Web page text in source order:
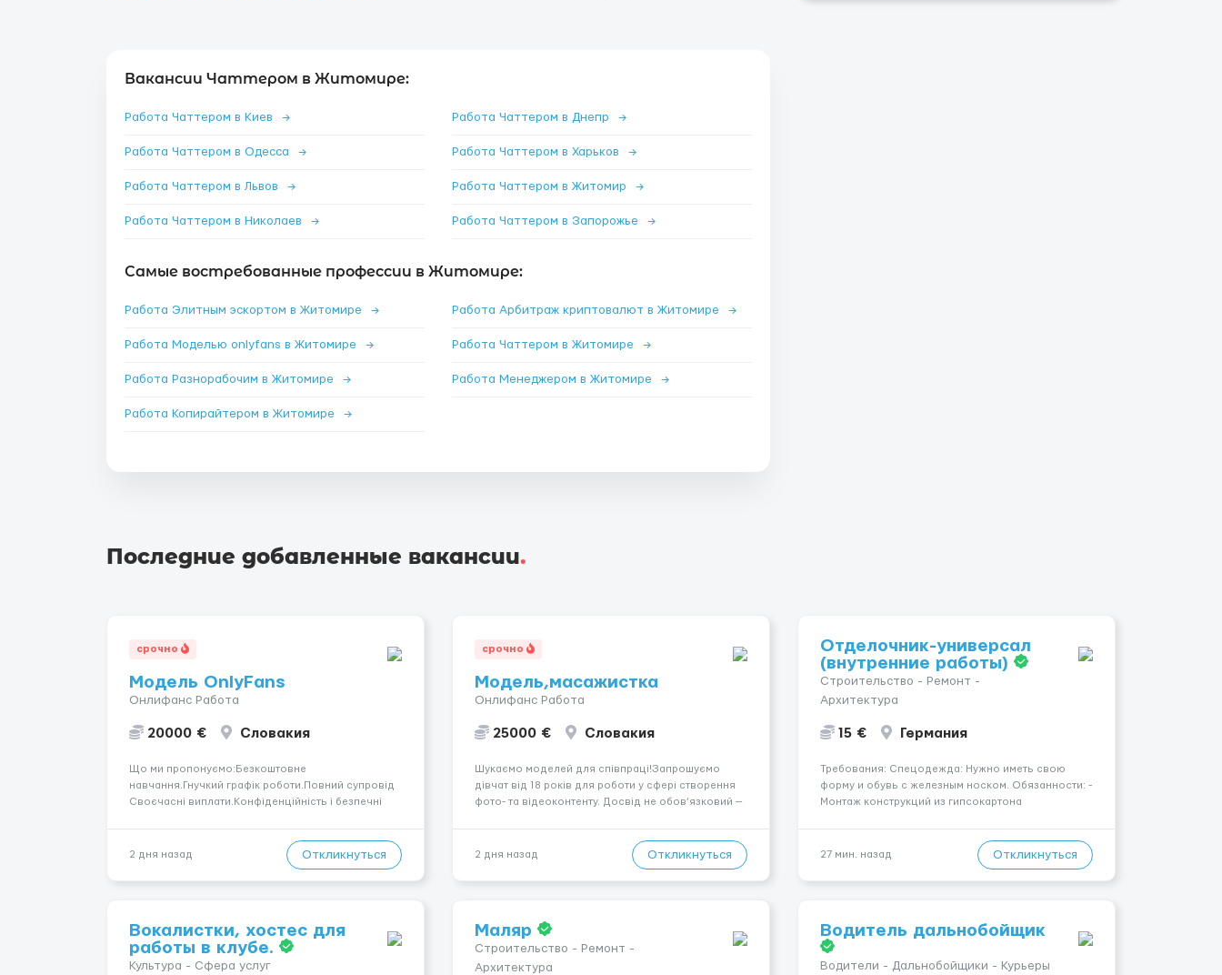
Вакансии Чаттером в Житомире:
Работа Чаттером в Киев → Работа Чаттером в Днепр →
Работа Чаттером в Одесса → Работа Чаттером в Харьков →
Работа Чаттером в Львов → Работа Чаттером в Житомир →
Работа Чаттером в Николаев → Работа Чаттером в Запорожье →
Самые востребованные профессии в Житомире:
Работа Элитным эскортом в Житомире → Работа Арбитраж криптовалют в Житомире →
Работа Моделью onlyfans в Житомире → Работа Чаттером в Житомире →
Работа Разнорабочим в Житомире → Работа Менеджером в Житомире →
Работа Копирайтером в Житомире →
Последние добавленные вакансии.
срочно
Модель OnlyFans
Онлифанс Работа
20000 € Словакия
Що ми пропонуємо:Безкоштовне
навчання.Гнучкий графік роботи.Повний супровід
Своєчасні виплати.Конфіденційність і безпечні
розвиватися.Досвід не обов’язковий.Якщо вас
зацікавила вакансія — залишайте відгук, і ми
зв’яжемося ...
2 дня назад Откликнуться
срочно
Модель,масажистка
Онлифанс Работа
25000 € Словакия
Шукаємо моделей для співпраці!Запрошуємо
дівчат від 18 років для роботи у сфері створення
фото- та відеоконтенту. Досвід не обов’язковий —
конфіденційність і професійну підтримку.
Працюємо офіційно, поважаємо особ...
2 дня назад Откликнуться
Отделочник-универсал
(внутренние работы)
Строительство - Ремонт -
Архитектура
15 € Германия
Требования: Спецодежда: Нужно иметь свою
форму и обувь с железным носком. Обязанности: -
Монтаж конструкций из гипсокартона
Выполнение малярных работ (шпатлевка,
грунтовка, покраска); - Штукатурные работы ...
27 мин. назад Откликнуться
Вокалистки, хостес для
работы в клубе.
Культура - Сфера услуг
Маляр
Строительство - Ремонт -
Архитектура
Водитель дальнобойщик
Водители - Дальнобойщики - Курьеры